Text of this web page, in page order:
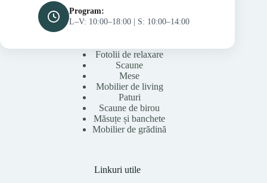
Program:
L–V: 10:00–18:00 | S: 10:00–14:00
Fotolii de relaxare
Scaune
Mese
Mobilier de living
Paturi
Scaune de birou
Măsuțe și banchete
Mobilier de grădină
Linkuri utile